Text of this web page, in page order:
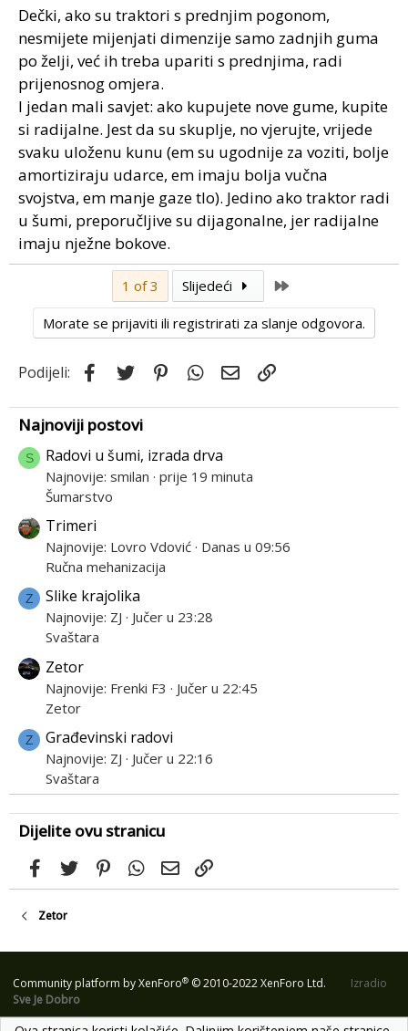
Dečki, ako su traktori s prednjim pogonom,
nesmijete mijenjati dimenzije samo zadnjih guma
po želji, već ih treba upariti s prednjima, radi
prijenosnog omjera.
I jedan mali savjet: ako kupujete nove gume, kupite
si radijalne. Jest da su skuplje, no vjerujte, vrijede
svaku uloženu kunu (em su ugodnije za voziti, bolje
amortiziraju udarce, em imaju bolja vučna
svojstva, em manje gaze tlo). Jedino ako traktor radi
u šumi, preporučljive su dijagonalne, jer radijalne
imaju nježne bokove.
1 of 3 Slijedeći
Morate se prijaviti ili registrirati za slanje odgovora.
Podijeli: Facebook
Twitter PinterestWhatsApp
Email
Najnoviji postovi
S Radovi u šumi, izrada drva
Najnovije: smilan prije 19 minuta
Šumarstvo
Trimeri
Najnovije: Lovro Vdović Danas u 09:56
Ručna mehanizacija
Z Slike krajolika
Najnovije: ZJ
Jučer u 23:28
Svaštara
Zetor
Najnovije: Frenki F3
Jučer u 22:45
Zetor
Z Građevinski radovi
Najnovije: ZJ
Jučer u 22:16
Svaštara
Dijelite ovu stranicu
FacebookTwitterPinterestWhatsApp
Email
Zetor
Community platform by XenForo® © 2010-2022 XenForo Ltd.
Izradio
Sve Je Dobro